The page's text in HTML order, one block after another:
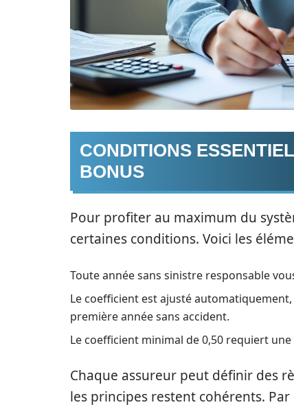
CONDITIONS
BONUS
Pour profiter au maximum du
certaines conditions. Voici les
Toute année sans sinistre responsable
Le coefficient est ajusté
première année sans accident.
Le coefficient minimal de 0,50 requiert
Chaque assureur peut définir des
les principes restent cohérents.